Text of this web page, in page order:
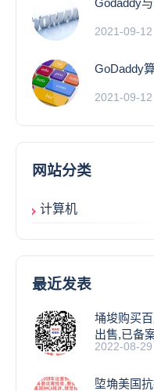
Godaddy
2021-09-12
GoDaddy
2021-09-12
网站分类
计算机
最近发表
埇埈购买
出售,已备
名
2022-08-29
埅埆美国